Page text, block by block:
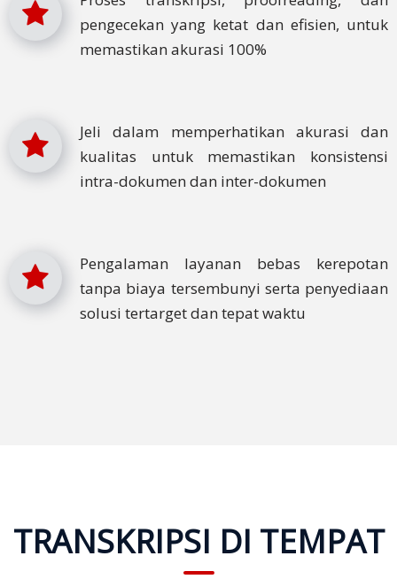
pengecekan yang ketat dan efisien, untuk
memastikan akurasi 100%
Jeli dalam memperhatikan akurasi dan
kualitas untuk memastikan konsistensi
intra-dokumen dan inter-dokumen
Pengalaman layanan bebas kerepotan
tanpa biaya tersembunyi serta penyediaan
solusi tertarget dan tepat waktu
TRANSKRIPSI DI TEMPAT